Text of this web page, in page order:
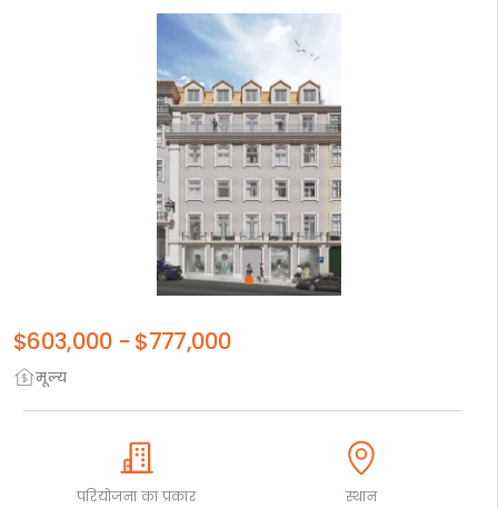
मूल्य
$603,000 - $777,000
परियोजना का प्रकार स्थान